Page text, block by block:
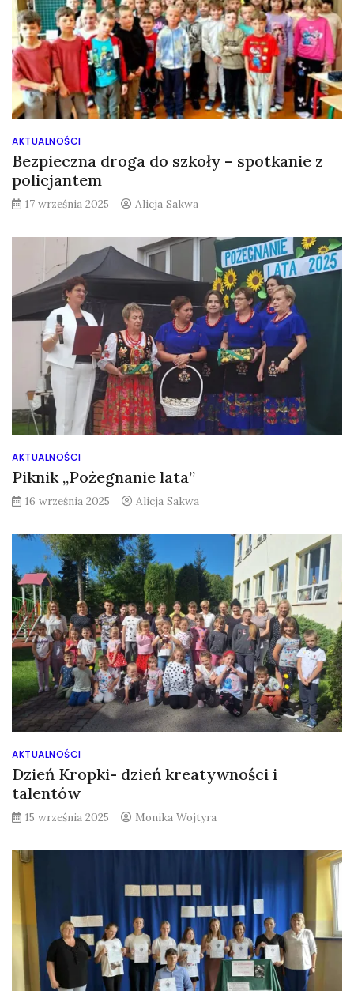
AKTUALNOŚCI
Bezpieczna droga do szkoły – spotkanie z
policjantem
17 września 2025 Alicja Sakwa
AKTUALNOŚCI
Piknik „Pożegnanie lata”
16 września 2025 Alicja Sakwa
AKTUALNOŚCI
Dzień Kropki- dzień kreatywności i
talentów
15 września 2025 Monika Wojtyra